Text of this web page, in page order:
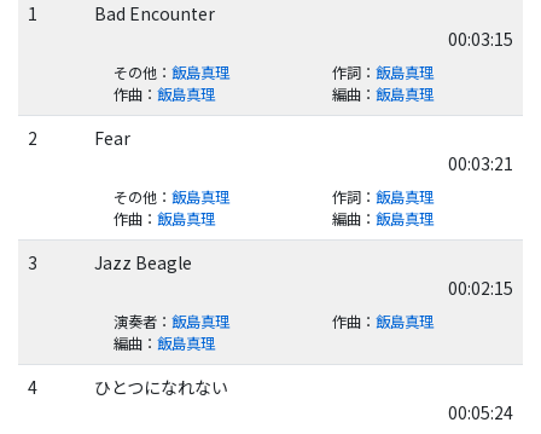
1
Bad Encounter
00:03:15
その他： 飯島真理 作詞： 飯島真理
作曲： 飯島真理 編曲： 飯島真理
2
Fear
00:03:21
その他： 飯島真理 作詞： 飯島真理
作曲： 飯島真理 編曲： 飯島真理
3
Jazz Beagle
00:02:15
演奏者： 飯島真理 作曲： 飯島真理
編曲： 飯島真理
4
ひとつになれない
00:05:24